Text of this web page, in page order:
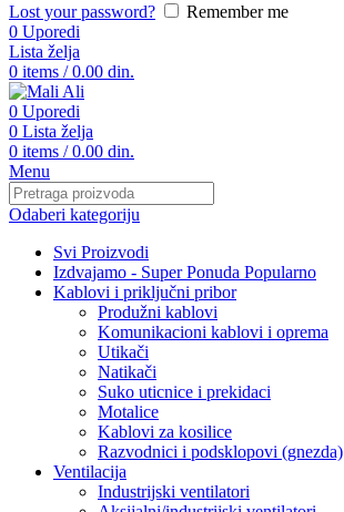
Lost your password?
Remember me
0 Uporedi
Lista želja
0 items / 0.00 din.
0 Uporedi
0 Lista želja
0 items / 0.00 din.
Menu
Odaberi kategoriju
Svi Proizvodi
Izdvajamo - Super Ponuda Popularno
Kablovi i priključni pribor
Produžni kablovi
Komunikacioni kablovi i oprema
Utikači
Natikači
Suko uticnice i prekidaci
Motalice
Kablovi za kosilice
Razvodnici i podsklopovi (gnezda)
Ventilacija
Industrijski ventilatori